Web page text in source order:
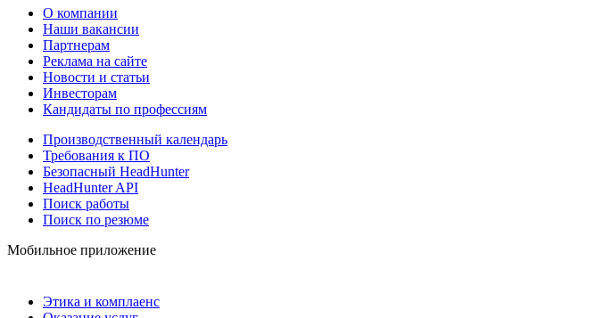
О компании
Наши вакансии
Партнерам
Реклама на сайте
Новости и статьи
Инвесторам
Кандидаты по профессиям
Производственный календарь
Требования к ПО
Безопасный HeadHunter
HeadHunter API
Поиск работы
Поиск по резюме
Мобильное приложение
Этика и комплаенс